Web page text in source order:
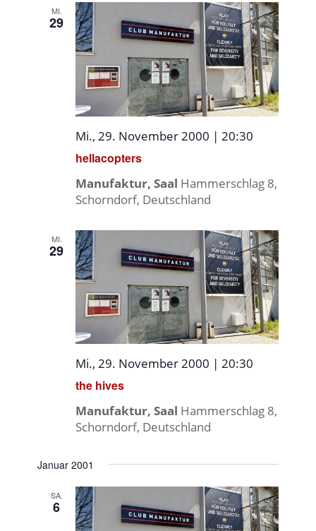
MI.
29
hellacopters
Mi., 29. November 2000 | 20:30
Manufaktur, Saal Hammerschlag 8,
Schorndorf, Deutschland
MI.
29
the hives
Mi., 29. November 2000 | 20:30
Manufaktur, Saal Hammerschlag 8,
Schorndorf, Deutschland
Januar 2001
SA.
6